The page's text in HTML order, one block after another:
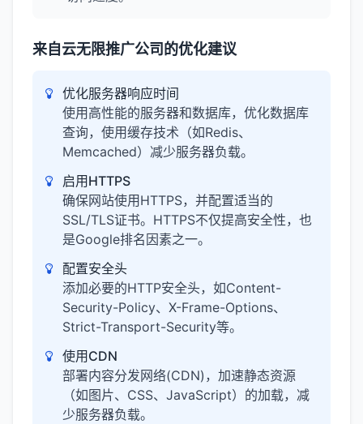
来自云无限推广公司的优化建议
优化服务器响应时间
使用高性能的服务器和数据库，优化数据库
查询，使用缓存技术（如Redis、
Memcached）减少服务器负载。
启用HTTPS
确保网站使用HTTPS，并配置适当的
SSL/TLS证书。HTTPS不仅提高安全性，也
是Google排名因素之一。
配置安全头
添加必要的HTTP安全头，如Content-
Security-Policy、X-Frame-Options、
Strict-Transport-Security等。
使用CDN
部署内容分发网络(CDN)，加速静态资源
（如图片、CSS、JavaScript）的加载，减
少服务器负载。